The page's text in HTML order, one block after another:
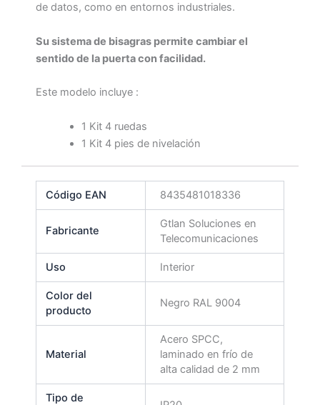
de datos, como en entornos industria­les.
Su sistema de bisagras permite cambiar el
sentido de la puerta con facilidad.
Este modelo incluye :
1 Kit 4 ruedas
1 Kit 4 pies de nivelación
Código EAN 8435481018336
Fabricante
Gtlan Soluciones en
Telecomunicaciones
Uso Interior
Color del
producto
Negro RAL 9004
Material
Acero SPCC,
laminado en frío de
alta calidad de 2 mm
Tipo de